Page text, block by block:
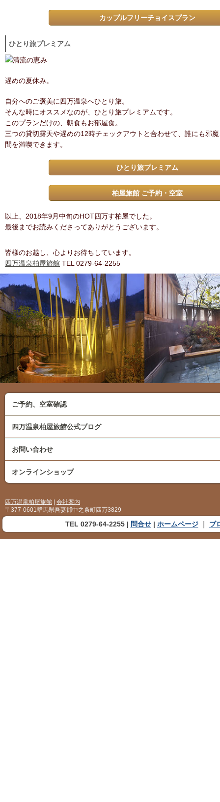
カップルフリーチョイスプラン
ひとり旅プレミアム
遅めの夏休み。
自分へのご褒美に四万温泉へひとり旅。
そんな時にオススメなのが、ひとり旅プレミアムです。
このプランだけの、朝食もお部屋食。
三つの貸切露天や遅めの12時チェックアウトと合わせて、誰にも邪
間を満喫できます。
ひとり旅プレミアム
柏屋旅館 ご予約・空室
以上、2018年9月中旬のHOT四万す柏屋でした。
最後までお読みくださってありがとうございます。
皆様のお越し、心よりお待ちしています。
四万温泉柏屋旅館 TEL 0279-64-2255
ご予約、空室確認
四万温泉柏屋旅館公式ブログ
お問い合わせ
オンラインショップ
四万温泉柏屋旅館
会社案内
〒377-0601群馬県吾妻郡中之条町四万3829
TEL 0279-64-2255 | 問合せ| ホームページ｜ ブ